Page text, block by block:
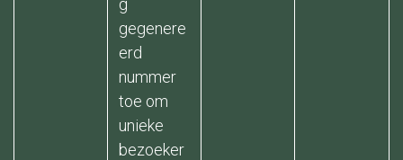
g
gegenere
erd
nummer
toe om
unieke
bezoeker